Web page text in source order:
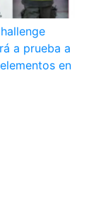
a prueba a
en